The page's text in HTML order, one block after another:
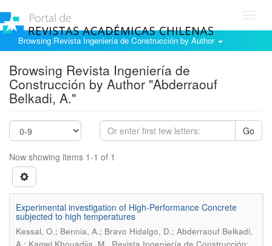
Browsing Revista Ingeniería de Construcción by Author
Browsing Revista Ingeniería de
Construcción by Author "Abderraouf
Belkadi, A."
Go
Now showing items 1-1 of 1
Experimental investigation of High-Performance Concrete
subjected to high temperatures
Kessal, O.; Bennia, A.; Bravo Hidalgo, D.; Abderraouf Belkadi,
.